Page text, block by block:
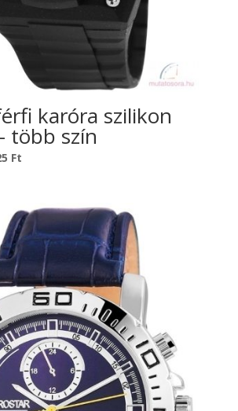
karóra szilikon
több szín
Ft
9
525 Ft.